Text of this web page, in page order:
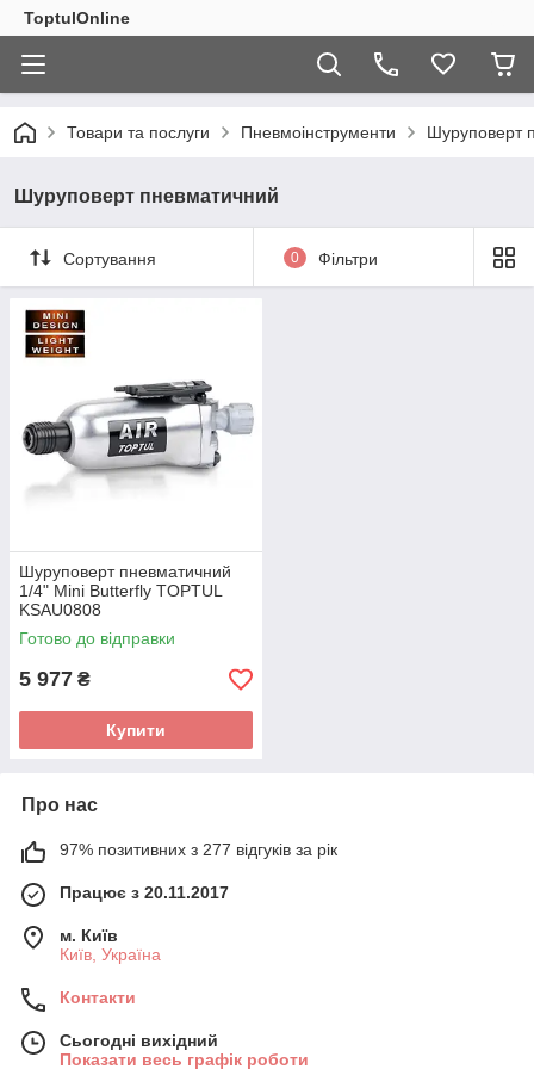
ToptulOnline
Товари та послуги Пневмоінструменти Шуруповерт
Шуруповерт пневматичний
Сортування 0 Фільтри
Шуруповерт пневматичний
1/4" Mini Butterfly TOPTUL
KSAU0808
Готово до відправки
5 977 ₴
Купити
Про нас
97% позитивних з 277 відгуків за рік
Працює з 20.11.2017
м. Київ
Київ, Україна
Контакти
Сьогодні вихідний
Показати весь графік роботи